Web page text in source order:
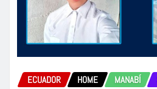
ECUADOR HOME MANABÍ